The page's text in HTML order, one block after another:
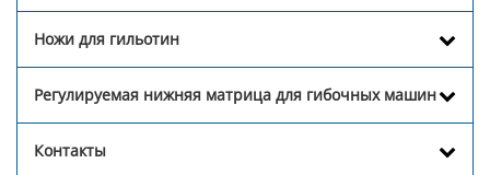
Ножи для гильотин
Регулируемая нижняя матрица для гибочных машин
Контакты